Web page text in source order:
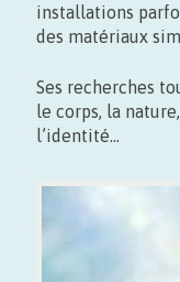
Nocturne
installations
des matériaux
Ses recherches
le corps, la
l’identité…